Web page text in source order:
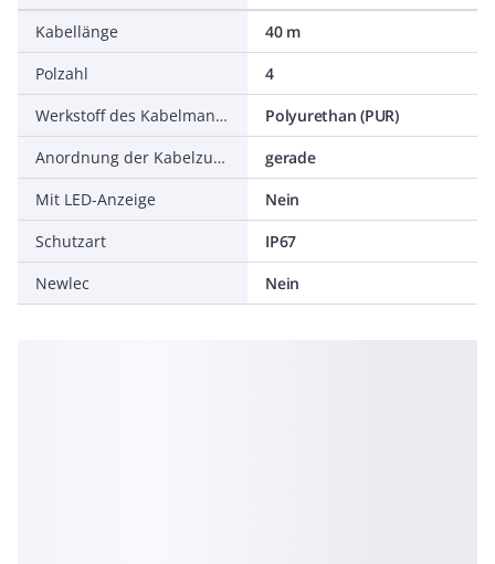
Kabellänge
40 m
Polzahl
4
Werkstoff des Kabelmantels
Polyurethan (PUR)
Anordnung der Kabelzuführung, gehäuseseitig
gerade
Mit LED-Anzeige
Nein
Schutzart
IP67
Newlec
Nein